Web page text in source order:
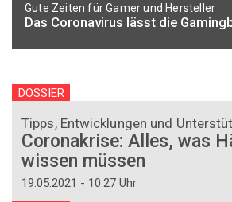
Gute Zeiten für Gamer und Hersteller
Das Coronavirus lässt die
DOSSIER
Tipps, Entwicklungen und
Coronakrise: Alles, was
wissen müssen
19.05.2021 - 10:27 Uhr